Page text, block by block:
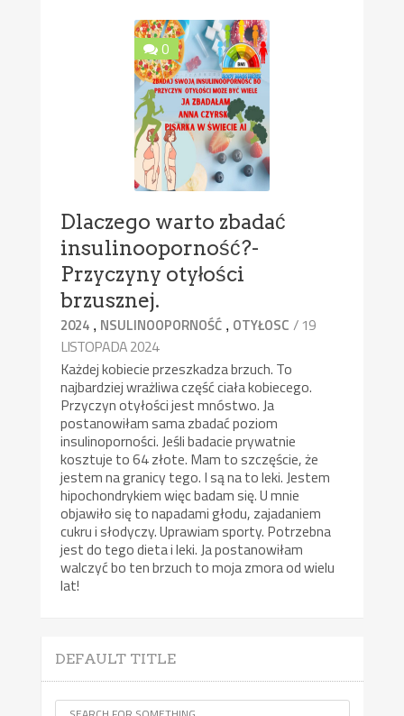
0
Dlaczego warto zbadać
insulinooporność?-
Przyczyny otyłości
brzusznej.
2024 , NSULINOOPORNOŚĆ , OTYŁOSC / 19
LISTOPADA 2024
Każdej kobiecie przeszkadza brzuch. To
najbardziej wrażliwa część ciała kobiecego.
Przyczyn otyłości jest mnóstwo. Ja
postanowiłam sama zbadać poziom
insulinoporności. Jeśli badacie prywatnie
kosztuje to 64 złote. Mam to szczęście, że
jestem na granicy tego. I są na to leki. Jestem
hipochondrykiem więc badam się. U mnie
objawiło się to napadami głodu, zajadaniem
cukru i słodyczy. Uprawiam sporty. Potrzebna
jest do tego dieta i leki. Ja postanowiłam
walczyć bo ten brzuch to moja zmora od wielu
lat!
DEFAULT TITLE